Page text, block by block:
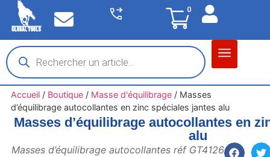
0
Accueil/ Boutique/ Masse d'équilibrage/ Masses
d’équilibrage autocollantes en zinc spéciales jantes alu
Masses d’équilibrage autocollantes en
alu
Masses d’équilibrage autocollantes réf GT4126